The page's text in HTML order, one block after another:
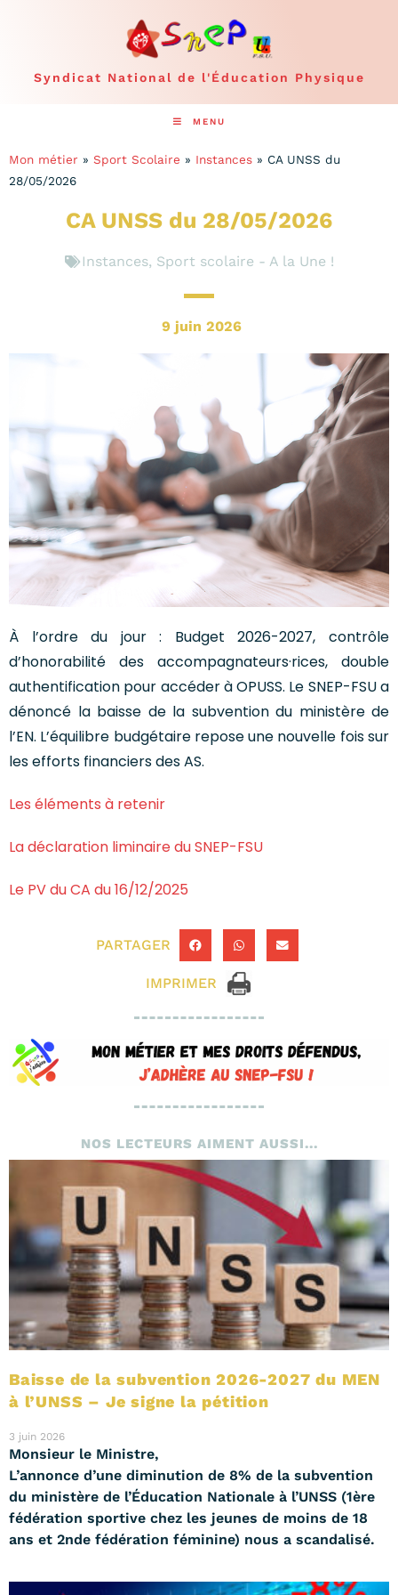
Syndicat National de l'Éducation Physique
MENU
Mon métier » Sport Scolaire » Instances » CA UNSS du
28/05/2026
CA UNSS du 28/05/2026
Instances, Sport scolaire - A la Une !
9 juin 2026
À l’ordre du jour : Budget 2026-2027, contrôle
d’honorabilité des accompagnateurs·rices, double
authentification pour accéder à OPUSS. Le SNEP-FSU a
dénoncé la baisse de la subvention du ministère de
l’EN. L’équilibre budgétaire repose une nouvelle fois sur
les efforts financiers des AS.
Les éléments à retenir
La déclaration liminaire du SNEP-FSU
Le PV du CA du 16/12/2025
PARTAGER
IMPRIMER
NOS LECTEURS AIMENT AUSSI...
Baisse de la subvention 2026-2027 du MEN
à l’UNSS – Je signe la pétition
3 juin 2026
Monsieur le Ministre,
L’annonce d’une diminution de 8% de la subvention
du ministère de l’Éducation Nationale à l’UNSS (1ère
fédération sportive chez les jeunes de moins de 18
ans et 2nde fédération féminine) nous a scandalisé.